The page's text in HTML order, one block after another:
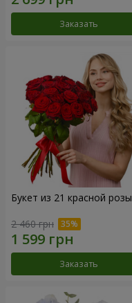
Заказать
Букет из 21 красной розы
2 460 грн
Заказать